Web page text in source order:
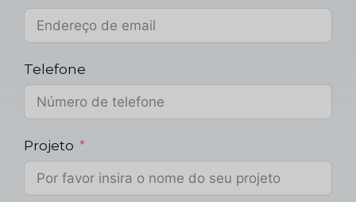
Telefone
Projeto